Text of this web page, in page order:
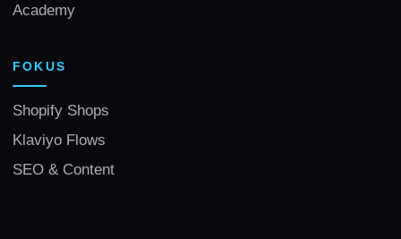
Academy
FOKUS
Shopify Shops
Klaviyo Flows
SEO & Content